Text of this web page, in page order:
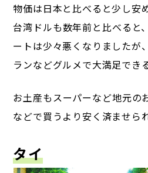
物価は日本と比べると少し安
台湾ドルも数年前と比べると
ートは少々悪くなりましたが
ランなどグルメで大満足でき
お土産もスーパーなど地元の
などで買うより安く済ませら
タイ